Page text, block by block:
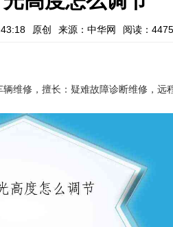
原创 来源：中华网 阅读：4475